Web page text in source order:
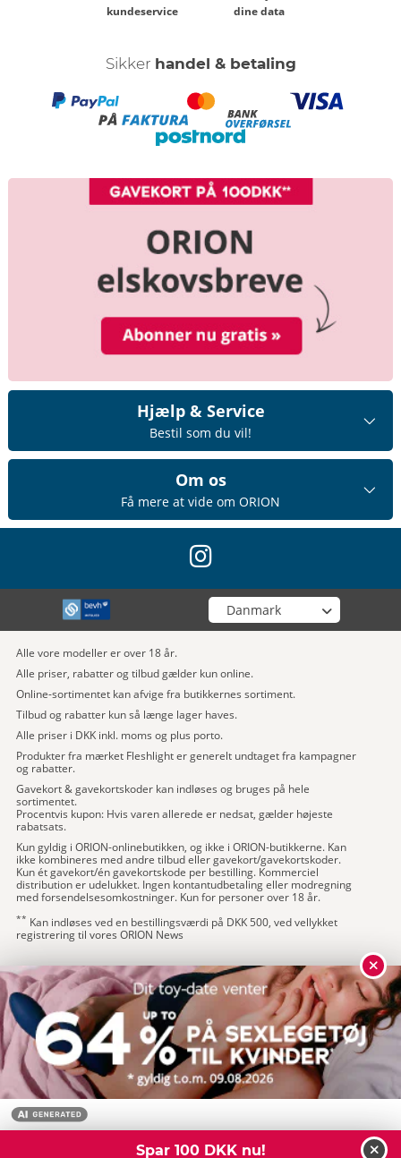
kundeservice
dine data
Sikker handel & betaling
Hjælp & Service
Bestil som du vil!
Om os
Få mere at vide om ORION
instagram
Vælg din butik
Alle vore modeller er over 18 år.
Alle priser, rabatter og tilbud gælder kun online.
Online-sortimentet kan afvige fra butikkernes sortiment.
Tilbud og rabatter kun så længe lager haves.
Alle priser i DKK inkl. moms og plus porto.
Produkter fra mærket Fleshlight er generelt undtaget fra kampagner
og rabatter.
Gavekort & gavekortskoder kan indløses og bruges på hele
sortimentet.
Procentvis kupon: Hvis varen allerede er nedsat, gælder højeste
rabatsats.
Kun gyldig i ORION-onlinebutikken, og ikke i ORION-butikkerne. Kan
ikke kombineres med andre tilbud eller gavekort/gavekortskoder.
Kun ét gavekort/én gavekortskode per bestilling. Kommerciel
distribution er udelukket. Ingen kontantudbetaling eller modregning
med forsendelsesomkostninger. Kun for personer over 18 år.
** Kan indløses ved en bestillingsværdi på DKK 500, ved vellykket
registrering til vores ORION News
Spar 100 DKK nu!